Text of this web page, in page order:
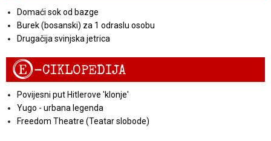
Domaći sok od bazge
Burek (bosanski) za 1 odraslu osobu
Drugačija svinjska jetrica
E-CIKLOPEDIJA
Povijesni put Hitlerove 'klonje'
Yugo - urbana legenda
Freedom Theatre (Teatar slobode)